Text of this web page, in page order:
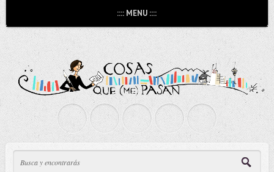
:::: MENU ::::